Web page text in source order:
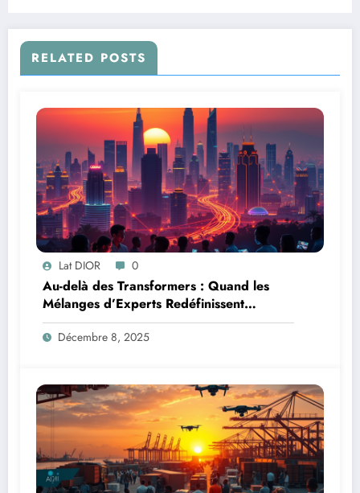
RELATED POSTS
Lat DIOR 0
Au-delà des Transformers : Quand les
Mélanges d’Experts Redéfinissent
l’Efficacité de l’IA
Décembre 8, 2025